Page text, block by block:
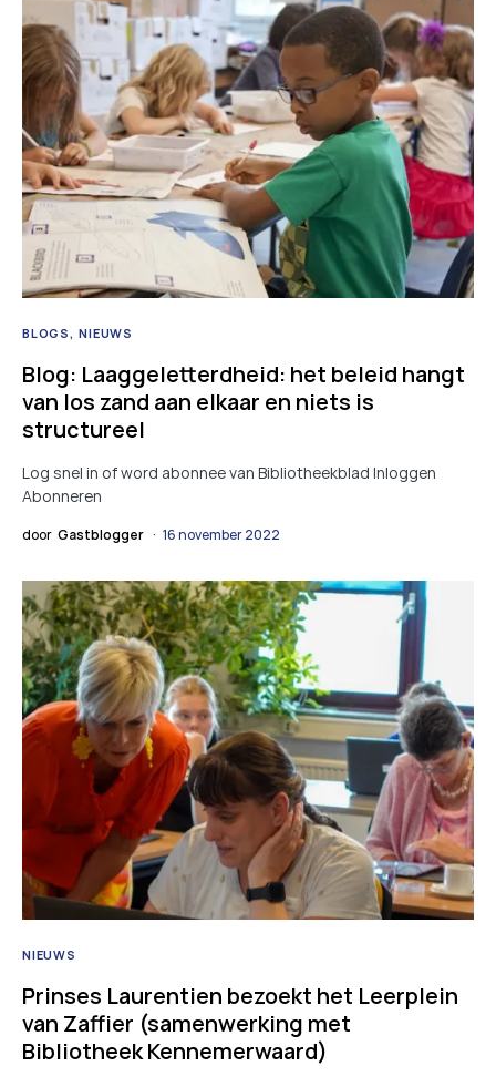
BLOGS NIEUWS
Blog: Laaggeletterdheid: het beleid hangt
van los zand aan elkaar en niets is
structureel
Log snel in of word abonnee van Bibliotheekblad Inloggen
Abonneren
door Gastblogger 16 november 2022
NIEUWS
Prinses Laurentien bezoekt het Leerplein
van Zaffier (samenwerking met
Bibliotheek Kennemerwaard)